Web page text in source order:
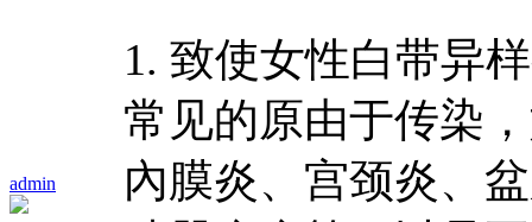
admin
1. 致使女性白带异
常见的原由于传染
內膜炎、宫颈炎、